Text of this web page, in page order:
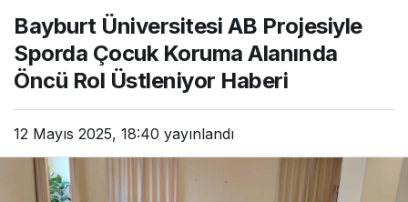
Bayburt Üniversitesi AB Projesiyle
Sporda Çocuk Koruma Alanında
Öncü Rol Üstleniyor Haberi
12 Mayıs 2025, 18:40 yayınlandı